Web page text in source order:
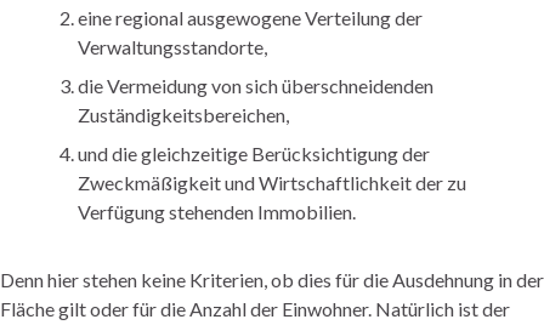
eine regional ausgewogene Verteilung der
Verwaltungsstandorte,
die Vermeidung von sich überschneidenden
Zuständigkeitsbereichen,
und die gleichzeitige Berücksichtigung der
Zweckmäßigkeit und Wirtschaftlichkeit der zu
Verfügung stehenden Immobilien.
Denn hier stehen keine Kriterien, ob dies für die Ausdehnung in der
Fläche gilt oder für die Anzahl der Einwohner. Natürlich ist der